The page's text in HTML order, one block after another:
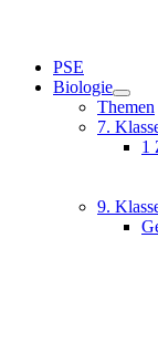
PSE
Biologie
Themen
7.
1
9.